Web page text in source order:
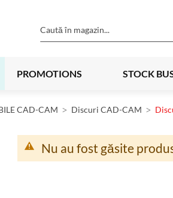
PROMOTIONS STOCK
CAD-CAM Discuri CAD-CAM
Nu au fost găsite